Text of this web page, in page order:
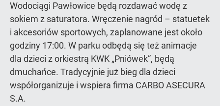
Wodociągi Pawłowice będą rozdawać wodę z
sokiem z saturatora. Wręczenie nagród – statuetek
i akcesoriów sportowych, zaplanowane jest około
godziny 17:00. W parku odbędą się też animacje
dla dzieci z orkiestrą KWK „Pniówek”, będą
dmuchańce. Tradycyjnie już bieg dla dzieci
współorganizuje i wspiera firma CARBO ASECURA
S.A.